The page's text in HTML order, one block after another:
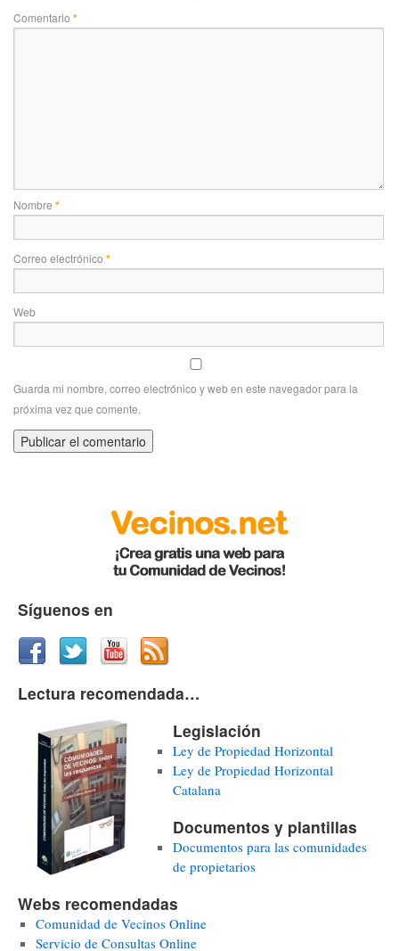
Comentario *
Nombre *
Correo electrónico *
Web
Guarda mi nombre, correo electrónico y web en este navegador para la
próxima vez que comente.
Síguenos en
Lectura recomendada…
Legislación
Ley de Propiedad Horizontal
Ley de Propiedad Horizontal
Catalana
Documentos y plantillas
Documentos para las comunidades
de propietarios
Webs recomendadas
Comunidad de Vecinos Online
Servicio de Consultas Online